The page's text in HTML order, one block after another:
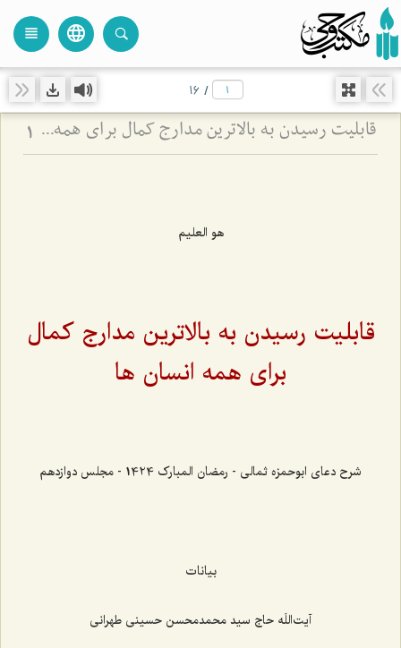
language
view_headline
/
16
قابلیت رسیدن به بالاترین مدارج کمال برای همه انسان ها 1
هو العليم
قابلیت رسیدن به بالاترین مدارج کمال
برای همه انسان ها
شرح دعای ابوحمزه ثمالی - رمضان المبارک 1424 - مجلس دوازدهم
بیانات
آیت‌اللَه حاج سید محمدمحسن حسینی طهرانی